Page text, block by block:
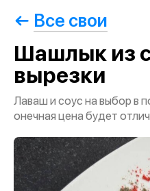
Все свои
Шашлык из
вырезки
Лаваш и соус на выбор в
онечная цена будет